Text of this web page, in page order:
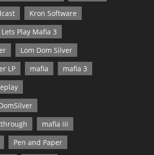
Kron Software
Lets Play Mafia 3
Lom Dom Silver
LP
mafia
mafia 3
mafia iii
Pen and Paper